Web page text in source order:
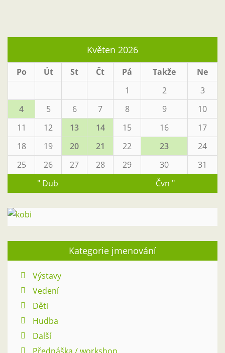
Květen 2026
Po Út St Čt Pá Takže
Ne
1
2
3
4
5 6 7 8 9
10
11
12 13 14 15 16
17
18
19 20 21 22 23
24
25
26 27 28 29 30
31
" Dub
Čvn "
Kategorie jmenování
Výstavy
Vedení
Děti
Hudba
Další